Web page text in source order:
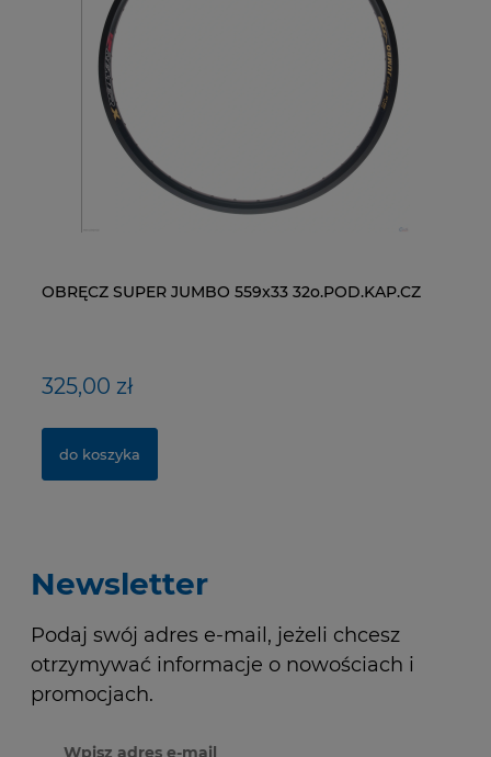
OBRĘCZ SUPER JUMBO 559x33 32o.POD.KAP.CZ
325,00 zł
do koszyka
ŁAŃCUCH KMC X9-93- 116 ogniw / 9- rzędowy +
40,00 zł
do koszyka
Newsletter
Podaj swój adres e-mail, jeżeli chcesz
otrzymywać informacje o nowościach i
promocjach.